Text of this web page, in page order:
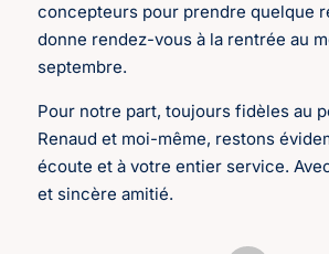
concepteurs pour prendre quelque
donne rendez-vous à la rentrée au
septembre.
Pour notre part, toujours fidèles au
Renaud et moi-même, restons
écoute et à votre entier service.
et sincère amitié.